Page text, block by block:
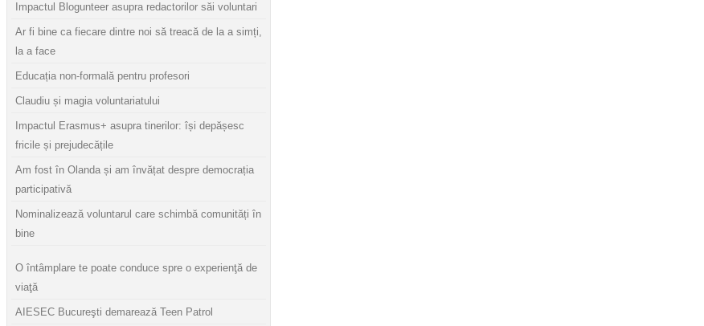
Impactul Blogunteer asupra redactorilor săi voluntari
Ar fi bine ca fiecare dintre noi să treacă de la a simți,
la a face
Educația non-formală pentru profesori
Claudiu și magia voluntariatului
Impactul Erasmus+ asupra tinerilor: își depășesc
fricile și prejudecățile
Am fost în Olanda și am învățat despre democrația
participativă
Nominalizează voluntarul care schimbă comunități în
bine
O întâmplare te poate conduce spre o experienţă de
viaţă
AIESEC Bucureşti demarează Teen Patrol